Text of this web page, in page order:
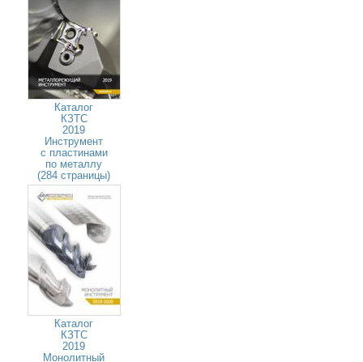
Каталог
КЗТС
2019
Инструмент
с пластинами
по металлу
(284 страницы)
Каталог
КЗТС
2019
Монолитный